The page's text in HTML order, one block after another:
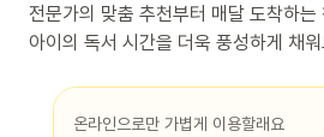
전문가의 맞춤 추천부터 매달 도착하는
아이의 독서 시간을 더욱 풍성하게 채
온라인으로만 가볍게 이용할래요